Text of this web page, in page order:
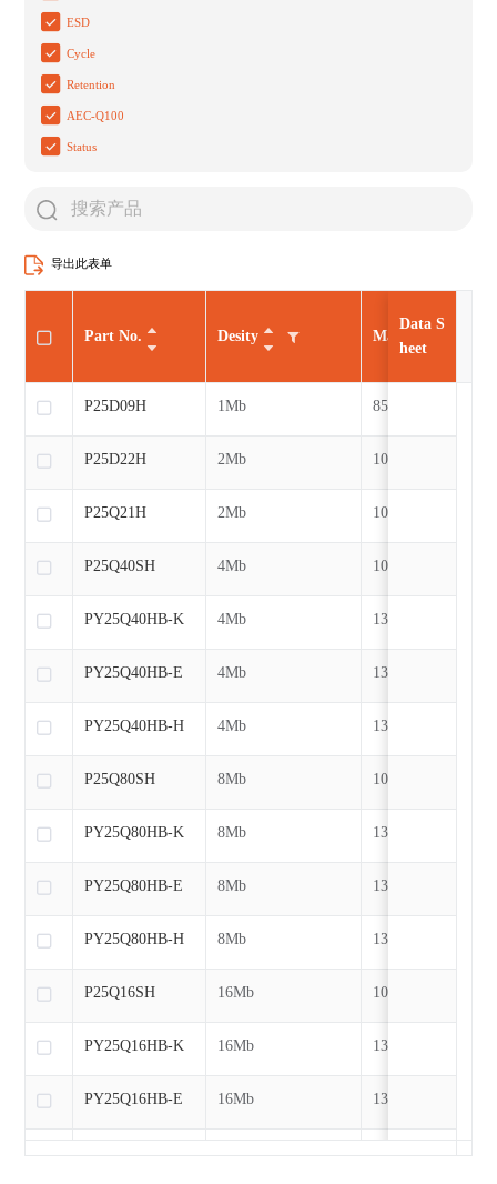
ESD
Cycle
Retention
AEC-Q100
Status
导出此表单
Desity Max CLK
1Mb 85MHz
2Mb 104MHz
2Mb 104MHz
4Mb 104MHz
4Mb 133MHz
4Mb 133MHz
4Mb 133MHz
8Mb 104MHz
8Mb 133MHz
8Mb 133MHz
8Mb 133MHz
16Mb 104MHz
16Mb 133MHz
16Mb 133MHz
Part No.
P25D09H
P25D22H
P25Q21H
P25Q40SH
PY25Q40HB-K
PY25Q40HB-E
PY25Q40HB-H
P25Q80SH
PY25Q80HB-K
PY25Q80HB-E
PY25Q80HB-H
P25Q16SH
PY25Q16HB-K
PY25Q16HB-E
Data S
heet